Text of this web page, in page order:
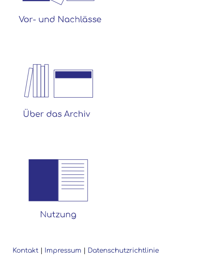
Kontakt| Impressum Datenschutzrichtlinie